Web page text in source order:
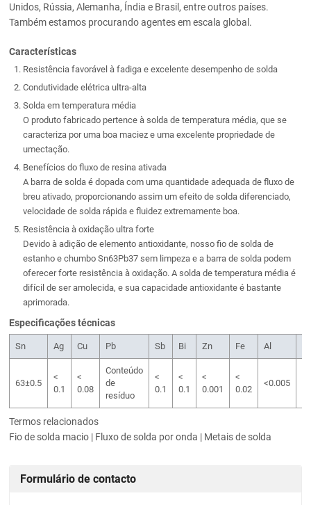
Unidos, Rússia, Alemanha, Índia e Brasil, entre outros países.
Também estamos procurando agentes em escala global.
Características
Resistência favorável à fadiga e excelente desempenho de solda
Condutividade elétrica ultra-alta
Solda em temperatura média
O produto fabricado pertence à solda de temperatura média, que se
caracteriza por uma boa maciez e uma excelente propriedade de
umectação.
Benefícios do fluxo de resina ativada
A barra de solda é dopada com uma quantidade adequada de fluxo de
breu ativado, proporcionando assim um efeito de solda diferenciado,
velocidade de solda rápida e fluidez extremamente boa.
Resistência à oxidação ultra forte
Devido à adição de elemento antioxidante, nosso fio de solda de
estanho e chumbo Sn63Pb37 sem limpeza e a barra de solda podem
oferecer forte resistência à oxidação. A solda de temperatura média é
difícil de ser amolecida, e sua capacidade antioxidante é bastante
aprimorada.
Especificações técnicas
Sn Ag Cu Pb Sb Bi Zn Fe Al
63±0.5
<
0.1
<
0.08
Conteúdo
de
resíduo
<
0.1
<
0.1
<
0.001
<
0.02
<0.005
Termos relacionados
Fio de solda macio | Fluxo de solda por onda | Metais de solda
Formulário de contacto